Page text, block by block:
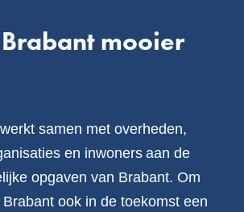
mooier
samen met overheden,
en inwoners aan de
opgaven van Brabant. Om
ook in de toekomst een